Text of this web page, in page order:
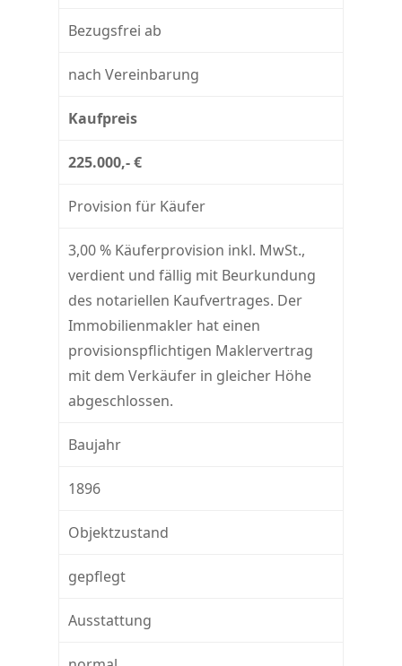
Bezugsfrei ab
nach Vereinbarung
Kaufpreis
225.000,- €
Provision für Käufer
3,00 % Käuferprovision inkl. MwSt.,
verdient und fällig mit Beurkundung
des notariellen Kaufvertrages. Der
Immobilienmakler hat einen
provisionspflichtigen Maklervertrag
mit dem Verkäufer in gleicher Höhe
abgeschlossen.
Baujahr
1896
Objektzustand
gepflegt
Ausstattung